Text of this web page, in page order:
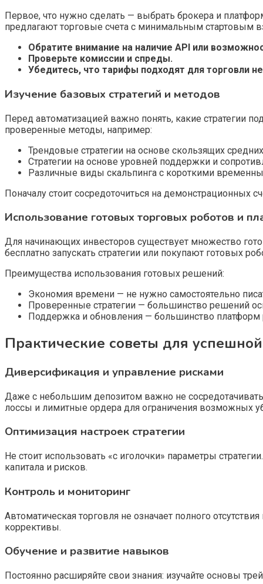
Первое, что нужно сделать — выбрать брокера и
предлагают торговые счета с минимальным стартовым
Обратите внимание на наличие API или
Проверьте комиссии и спреды.
Убедитесь, что тарифы подходят для торговли
Изучение базовых стратегий и методов
Перед автоматизацией важно понять, какие стратегии
проверенные методы, например:
Трендовые стратегии на основе скользящих
Стратегии на основе уровней поддержки и
Различные виды скальпинга с короткими
Поначалу стоит сосредоточиться на демонстрационных
Использование готовых торговых роботов и
Для начинающих инвесторов существует множество
бесплатно запускать стратегии или покупают готовых
Преимущества использования готовых решений:
Экономия времени — не нужно самостоятельно
Проверенные стратегии — большинство решений
Поддержка и обновления — большинство платформ
Практические советы для
Диверсификация и управление рисками
Даже с небольшим депозитом важно не
лоссы и лимитные ордера для ограничения возможных
Оптимизация настроек стратегии
Не стоит использовать «с иголочки» параметры
капитала и рисков.
Контроль и мониторинг
Автоматическая торговля не означает полного
коррективы.
Обучение и развитие навыков
Постоянно расширяйте свои знания: изучайте основы